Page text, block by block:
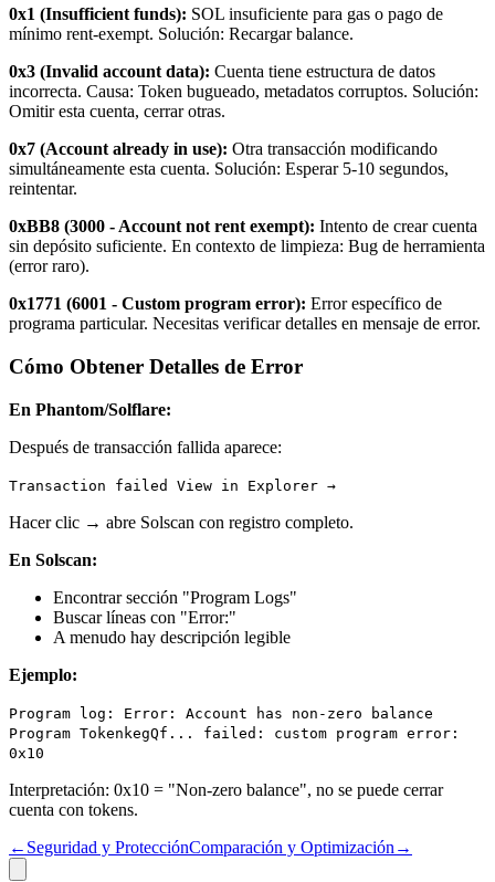
0x1 (Insufficient funds): SOL insuficiente para gas o pago de
mínimo rent-exempt. Solución: Recargar balance.
0x3 (Invalid account data): Cuenta tiene estructura de datos
incorrecta. Causa: Token bugueado, metadatos corruptos. Solución:
Omitir esta cuenta, cerrar otras.
0x7 (Account already in use): Otra transacción modificando
simultáneamente esta cuenta. Solución: Esperar 5-10 segundos,
reintentar.
0xBB8 (3000 - Account not rent exempt): Intento de crear cuenta
sin depósito suficiente. En contexto de limpieza: Bug de herramienta
(error raro).
0x1771 (6001 - Custom program error): Error específico de
programa particular. Necesitas verificar detalles en mensaje de error.
Cómo Obtener Detalles de Error
En Phantom/Solflare:
Después de transacción fallida aparece:
Transaction failed View in Explorer →
Hacer clic → abre Solscan con registro completo.
En Solscan:
Encontrar sección "Program Logs"
Buscar líneas con "Error:"
A menudo hay descripción legible
Ejemplo:
Program log: Error: Account has non-zero balance
Program TokenkegQf... failed: custom program error:
0x10
Interpretación: 0x10 = "Non-zero balance", no se puede cerrar
cuenta con tokens.
← Seguridad y ProtecciónComparación y Optimización →